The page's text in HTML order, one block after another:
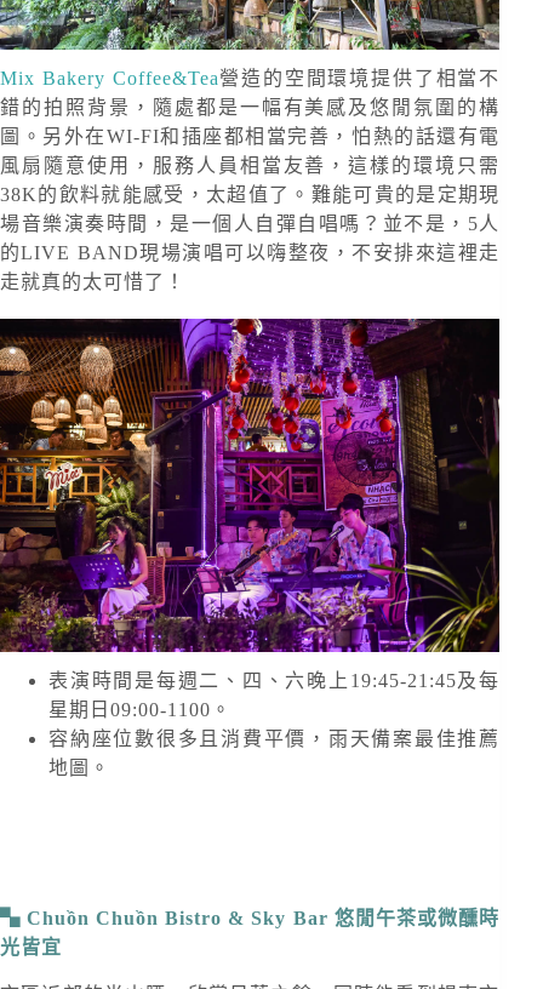
Mix Bakery Coffee&Tea營造的空間環境提供了相當不
錯的拍照背景，隨處都是一幅有美感及悠閒氛圍的構
圖。另外在WI-FI和插座都相當完善，怕熱的話還有電
風扇隨意使用，服務人員相當友善，這樣的環境只需
38K的飲料就能感受，太超值了。難能可貴的是定期現
場音樂演奏時間，是一個人自彈自唱嗎？並不是，5人
的LIVE BAND現場演唱可以嗨整夜，不安排來這裡走
走就真的太可惜了！
表演時間是每週二、四、六晚上19:45-21:45及每
星期日09:00-1100。
容納座位數很多且消費平價，雨天備案最佳推薦
地圖。
Chuồn Chuồn Bistro & Sky Bar 悠閒午茶或微醺時
光皆宜